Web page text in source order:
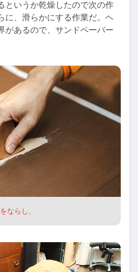
というか乾燥したので次の作
に、滑らかにする作業だ。ヘ
があるので、サンドペーパー
ならし、